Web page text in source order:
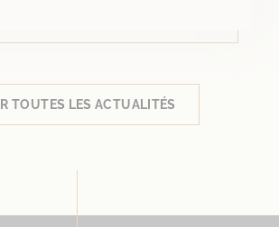
TOUTES LES ACTUALITÉS